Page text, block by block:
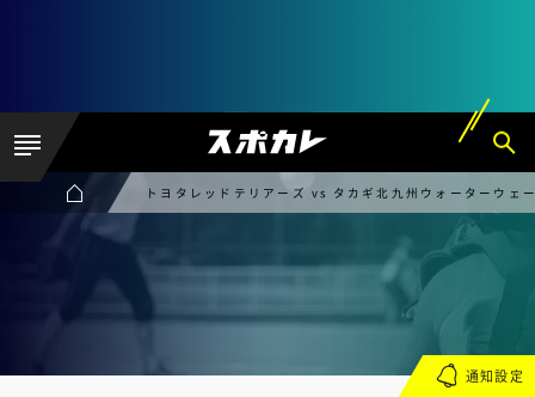
トヨタレッドテリアーズ vs タカギ北九州ウォーターウェ
通知設定